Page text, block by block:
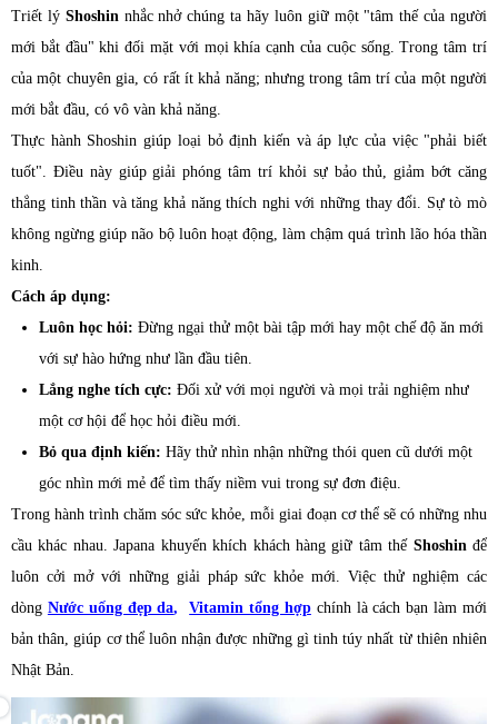
Triết lý Shoshin nhắc nhở chúng ta hãy luôn giữ một "tâm thế của người
mới bắt đầu" khi đối mặt với mọi khía cạnh của cuộc sống. Trong tâm trí
của một chuyên gia, có rất ít khả năng; nhưng trong tâm trí của một người
mới bắt đầu, có vô vàn khả năng.
Thực hành Shoshin giúp loại bỏ định kiến và áp lực của việc "phải biết
tuốt". Điều này giúp giải phóng tâm trí khỏi sự bảo thủ, giảm bớt căng
thẳng tinh thần và tăng khả năng thích nghi với những thay đổi. Sự tò mò
không ngừng giúp não bộ luôn hoạt động, làm chậm quá trình lão hóa thần
kinh.
Cách áp dụng:
Luôn học hỏi: Đừng ngại thử một bài tập mới hay một chế độ ăn mới
với sự hào hứng như lần đầu tiên.
Lắng nghe tích cực: Đối xử với mọi người và mọi trải nghiệm như
một cơ hội để học hỏi điều mới.
Bỏ qua định kiến: Hãy thử nhìn nhận những thói quen cũ dưới một
góc nhìn mới mẻ để tìm thấy niềm vui trong sự đơn điệu.
Trong hành trình chăm sóc sức khỏe, mỗi giai đoạn cơ thể sẽ có những nhu
cầu khác nhau. Japana khuyến khích khách hàng giữ tâm thế Shoshin để
luôn cởi mở với những giải pháp sức khỏe mới. Việc thử nghiệm các
dòng Nước uống đẹp da, Vitamin tổng hợp chính là cách bạn làm mới
bản thân, giúp cơ thể luôn nhận được những gì tinh túy nhất từ thiên nhiên
Nhật Bản.